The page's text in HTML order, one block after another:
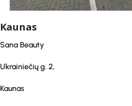
Kaunas
Sana Beauty
Ukrainiečių g. 2,
Kaunas